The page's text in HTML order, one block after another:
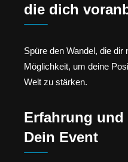
die dich
Spüre den Wandel, die
Möglichkeit, um deine
Welt zu stärken.
Erfahrung
Dein Event